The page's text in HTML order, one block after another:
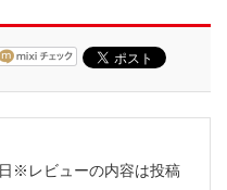
※レビューの内容は投稿